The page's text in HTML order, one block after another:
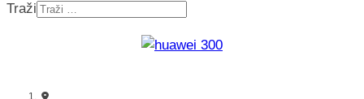
Recenzija: Einhell Professional CP-
nikada prije
Traži